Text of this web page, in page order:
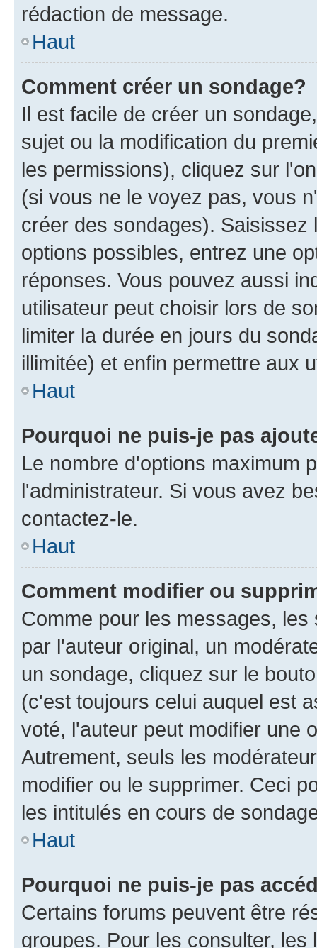
rédaction de message.
Haut
Comment créer un sondage?
Il est facile de créer un
sujet ou la modification du
les permissions), cliquez sur
(si vous ne le voyez pas, vous
créer des sondages).
options possibles, entrez une
réponses. Vous pouvez aussi
utilisateur peut choisir lors de
limiter la durée en jours du
illimitée) et enfin permettre aux
Haut
Pourquoi ne puis-je pas
Le nombre d'options maximum
l'administrateur. Si vous avez
contactez-le.
Haut
Comment modifier ou
Comme pour les messages,
par l'auteur original, un
un sondage, cliquez sur le
(c'est toujours celui auquel est
voté, l'auteur peut modifier une
Autrement, seuls les
modifier ou le supprimer. Ceci
les intitulés en cours de
Haut
Pourquoi ne puis-je pas
Certains forums peuvent être
groupes. Pour les consulter,